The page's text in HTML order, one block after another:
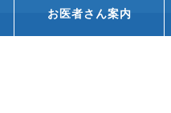
お医者さん案内